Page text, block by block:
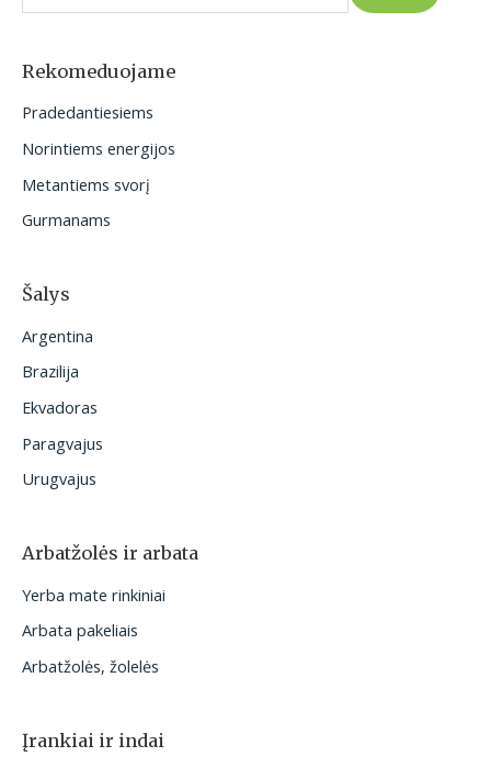
o
:
Rekomeduojame
Pradedantiesiems
Norintiems energijos
Metantiems svorį
Gurmanams
Šalys
Argentina
Brazilija
Ekvadoras
Paragvajus
Urugvajus
Arbatžolės ir arbata
Yerba mate rinkiniai
Arbata pakeliais
Arbatžolės, žolelės
Įrankiai ir indai